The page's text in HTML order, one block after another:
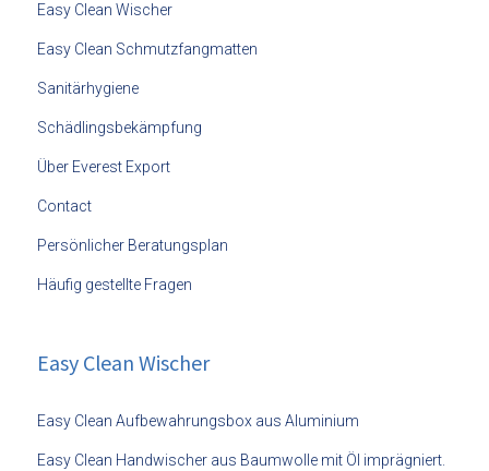
Easy Clean Wischer
Easy Clean Schmutzfangmatten
Sanitärhygiene
Schädlingsbekämpfung
Über Everest Export
Contact
Persönlicher Beratungsplan
Häufig gestellte Fragen
Easy Clean Wischer
Easy Clean Aufbewahrungsbox aus Aluminium
Easy Clean Handwischer aus Baumwolle mit Öl imprägniert.